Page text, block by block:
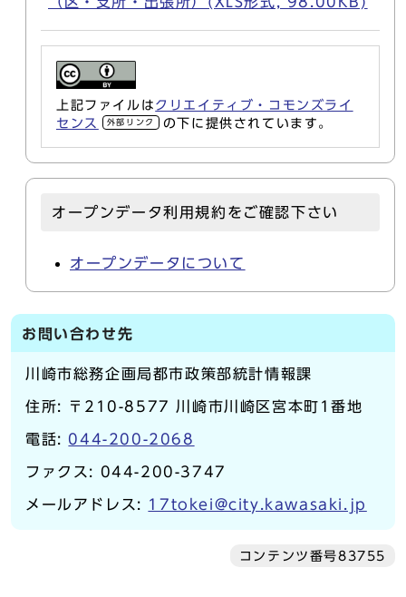
上記ファイルは クリエイティブ・コモンズライ
センス
外部リンク の下に提供されています。
オープンデータ利用規約をご確認下さい
オープンデータについて
お問い合わせ先
川崎市総務企画局都市政策部統計情報課
住所: 〒210-8577 川崎市川崎区宮本町1番地
電話: 044-200-2068
ファクス: 044-200-3747
メールアドレス: 17tokei@city.kawasaki.jp
コンテンツ番号83755